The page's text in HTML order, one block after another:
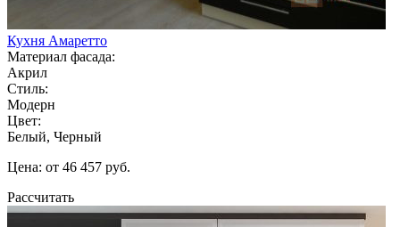
Кухня Амаретто
Материал фасада:
Акрил
Стиль:
Модерн
Цвет:
Белый, Черный
Цена: от 46 457 руб.
Рассчитать